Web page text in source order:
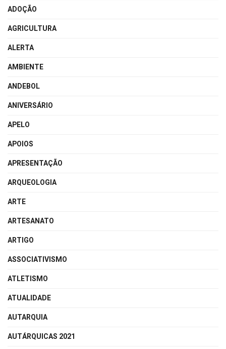
ADOÇÃO
AGRICULTURA
ALERTA
AMBIENTE
ANDEBOL
ANIVERSÁRIO
APELO
APOIOS
APRESENTAÇÃO
ARQUEOLOGIA
ARTE
ARTESANATO
ARTIGO
ASSOCIATIVISMO
ATLETISMO
ATUALIDADE
AUTARQUIA
AUTÁRQUICAS 2021